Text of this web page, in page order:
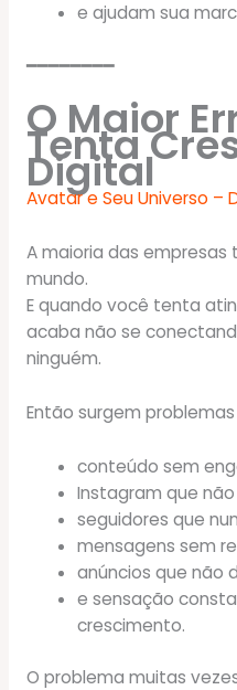
e ajudam sua
━━━━━━━━
O Maior
Tenta
Digital
Avatar e Seu Universo –
A maioria das
mundo.
E quando você tenta
acaba não se
ninguém.
Então surgem
conteúdo sem
Instagram que
seguidores que
mensagens sem
anúncios que não
e sensação
crescimento.
O problema muitas